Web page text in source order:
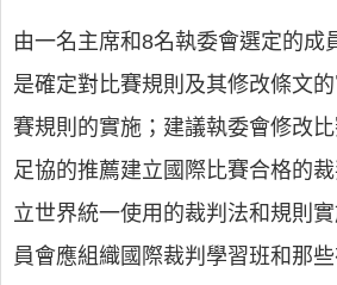
由一名主席和8名執委會選定的成
是確定對比賽規則及其修改條文
賽規則的實施；建議執委會修改
足協的推薦建立國際比賽合格的
立世界統一使用的裁判法和規則
員會應組織國際裁判學習班和那